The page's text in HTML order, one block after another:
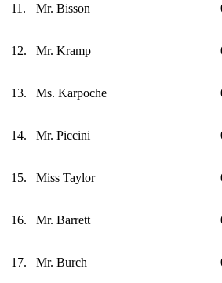
11. Mr. Bisson
12. Mr. Kramp
13. Ms. Karpoche
14. Mr. Piccini
15. Miss Taylor
16. Mr. Barrett
17. Mr. Burch